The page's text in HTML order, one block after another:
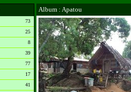
73
25
8
39
77
17
41
Album : Apatou